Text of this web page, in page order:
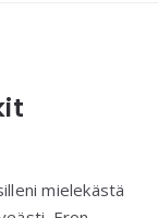
mielekästä